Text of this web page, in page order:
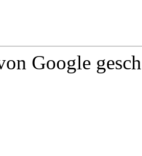
Google